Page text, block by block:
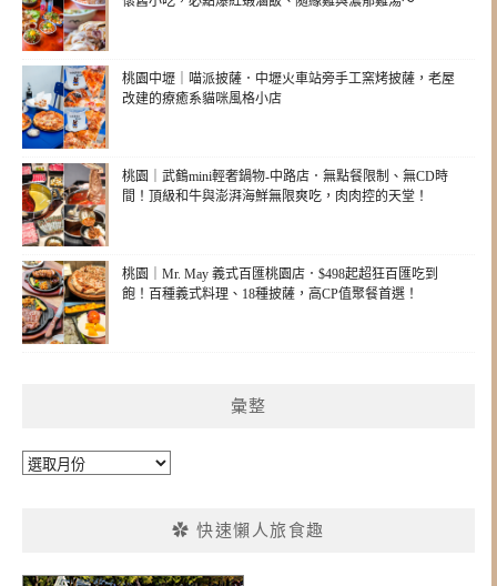
桃園中壢｜喵派披薩．中壢火車站旁手工窯烤披薩，老屋
改建的療癒系貓咪風格小店
桃園｜武鶴mini輕奢鍋物-中路店．無點餐限制、無CD時
間！頂級和牛與澎湃海鮮無限爽吃，肉肉控的天堂！
桃園｜Mr. May 義式百匯桃園店．$498起超狂百匯吃到
飽！百種義式料理、18種披薩，高CP值聚餐首選！
彙整
彙
✿ 快速懶人旅食趣